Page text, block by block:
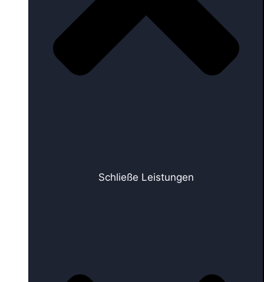
Schließe Leistungen